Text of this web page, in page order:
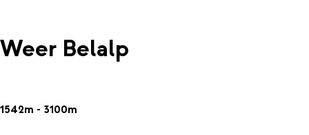
Weer Belalp
1542m - 3100m